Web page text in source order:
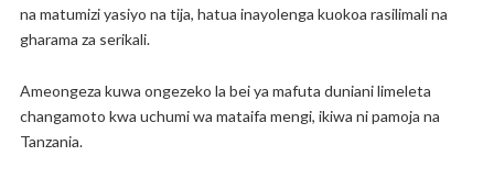
na matumizi yasiyo na tija, hatua inayolenga kuokoa rasilimali na
gharama za serikali.
Ameongeza kuwa ongezeko la bei ya mafuta duniani limeleta
changamoto kwa uchumi wa mataifa mengi, ikiwa ni pamoja na
Tanzania.